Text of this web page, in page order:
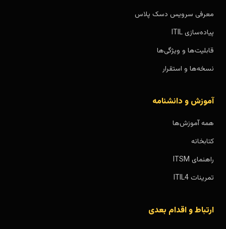
معرفی سرویس دسک پلاس
پیاده‌سازی ITIL
قابلیت‌ها و ویژگی‌ها
نسخه‌ها و استقرار
آموزش و دانشنامه
همه آموزش‌ها
کتابخانه
راهنمای ITSM
تمرینات ITIL4
ارتباط و اقدام بعدی